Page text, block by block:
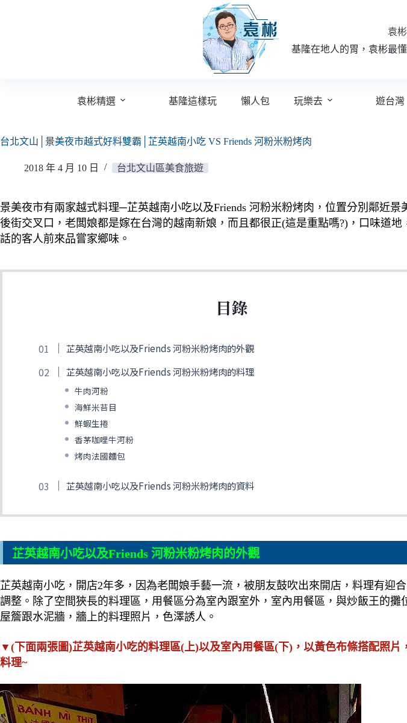
袁
基隆在地人的胃，袁彬最
袁彬精選 基隆這樣玩 懶人包 玩樂去 遊台灣
台北文山│景美夜市越式好料雙霸│芷英越南小吃 VS Friends 河粉米粉烤肉
2018 年 4 月 10 日 台北文山區美食旅遊
景美夜市有兩家越式料理─芷英越南小吃以及Friends 河粉米粉烤肉，位置分別鄰近景
後街交叉口，老闆娘都是嫁在台灣的越南新娘，而且都很正(這是重點嗎?)，口味道地
話的客人前來品嘗家鄉味。
目錄
芷英越南小吃以及Friends 河粉米粉烤肉的外觀
芷英越南小吃以及Friends 河粉米粉烤肉的料理
牛肉河粉
海鮮米苔目
鮮蝦生捲
香茅咖哩牛河粉
烤肉法國麵包
芷英越南小吃以及Friends 河粉米粉烤肉的資料
芷英越南小吃以及Friends 河粉米粉烤肉的外觀
芷英越南小吃，開店2年多，因為老闆娘手藝一流，被朋友鼓吹出來開店，料理有迎
調整。除了空間狹長的料理區，用餐區分為室內跟室外，室內用餐區，與炒飯王的攤
屋簷跟水泥牆，牆上的料理照片，色澤誘人。
▼(下面兩張圖)芷英越南小吃的料理區(上)以及室內用餐區(下)，以黃色布條搭配照片
料理~